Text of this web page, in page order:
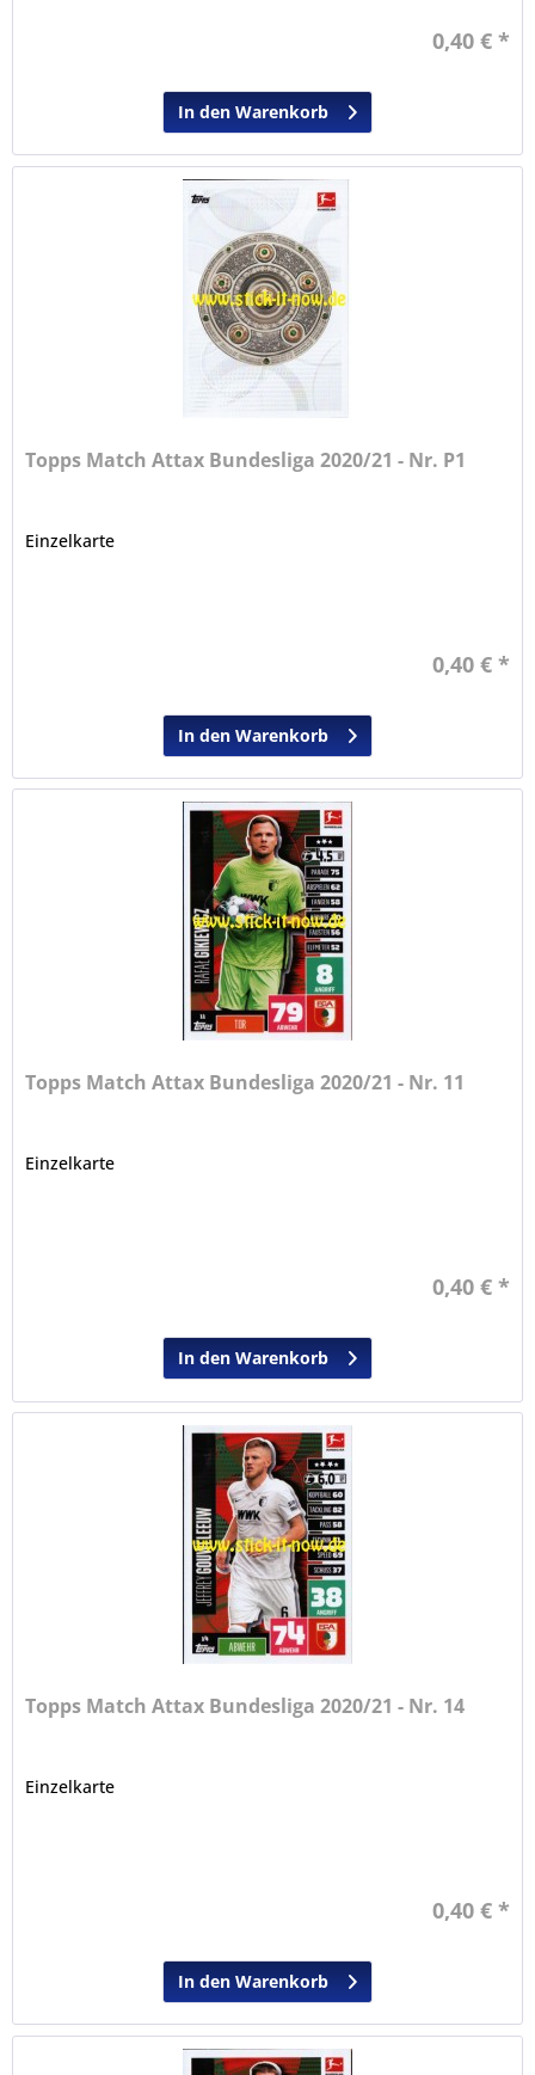
0,40 € *
In den Warenkorb
Topps Match Attax Bundesliga 2020/21 - Nr. P1
Einzelkarte
0,40 € *
In den Warenkorb
Topps Match Attax Bundesliga 2020/21 - Nr. 11
Einzelkarte
0,40 € *
In den Warenkorb
Topps Match Attax Bundesliga 2020/21 - Nr. 14
Einzelkarte
0,40 € *
In den Warenkorb